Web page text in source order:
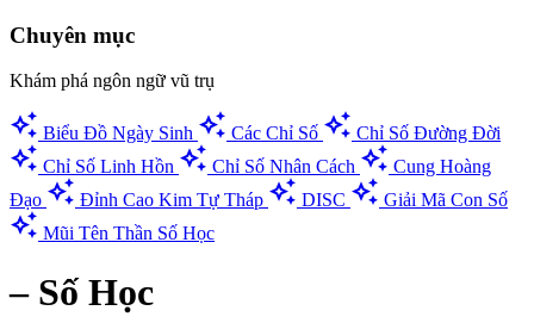
Chuyên mục
Khám phá ngôn ngữ vũ trụ
auto_awesome Biểu Đồ Ngày Sinh auto_awesome Các Chỉ Số auto_awesome Chỉ Số Đường Đời
auto_awesome Chỉ Số Linh Hồn auto_awesome Chỉ Số Nhân Cách auto_awesome Cung Hoàng
Đạo auto_awesome Đỉnh Cao Kim Tự Tháp auto_awesome DISC auto_awesome Giải Mã Con Số
auto_awesome Mũi Tên Thần Số Học
– Số Học